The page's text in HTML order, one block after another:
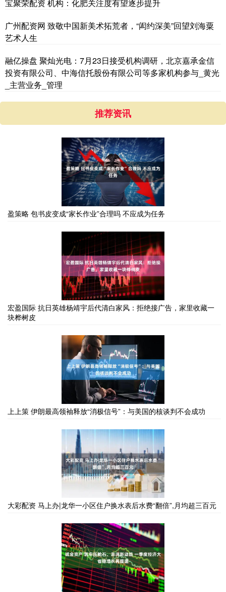
宝聚荣配资 机构：化肥关注度有望逐步提升
广州配资网 致敬中国新美术拓荒者，“闳约深美”回望刘海粟
艺术人生
融亿操盘 聚灿光电：7月23日接受机构调研，北京嘉承金信
投资有限公司、中海信托股份有限公司等多家机构参与_黄光
_主营业务_管理
推荐资讯
盈策略 包书皮变成“家长作业”合理吗 不应成为任务
宏盈国际 抗日英雄杨靖宇后代清白家风：拒绝接广告，家里收藏一
块桦树皮
上上策 伊朗最高领袖释放“消极信号”：与美国的核谈判不会成功
大彩配资 马上办|龙华一小区住户换水表后水费“翻倍”,月均超三百元